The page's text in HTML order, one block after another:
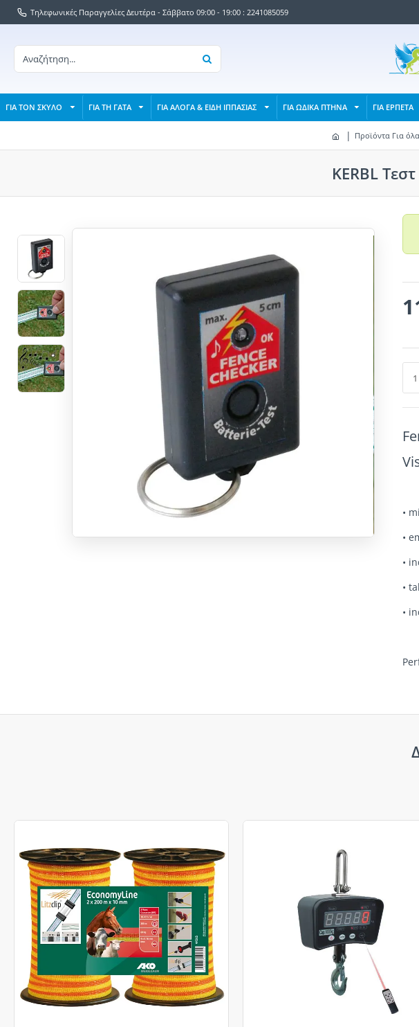
Τηλεφωνικές Παραγγελίες Δευτέρα - Σάββατο 09:00 - 19:00 : 2241085059
ΓΙΑ ΤΟΝ ΣΚΥΛΟ ΓΙΑ ΤΗ ΓΑΤΑ ΓΙΑ ΑΛΟΓΑ & ΕΙΔΗ ΙΠΠΑΣΙΑΣ ΓΙΑ ΩΔΙΚΑ ΠΤΗΝΑ ΓΙΑ ΕΡΠΕΤΑ
Προϊόντα Για
KERBL
•
•
•
•
•